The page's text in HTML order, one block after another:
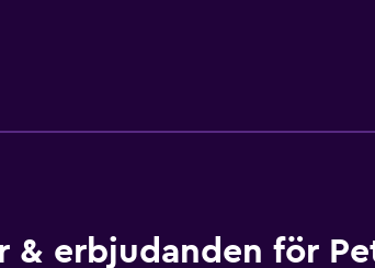
& erbjudanden för